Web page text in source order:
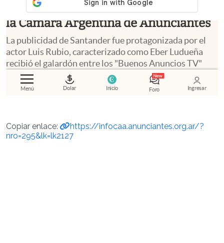
Copiar enlace:
https://infocaa.anunciantes.org.ar/?
nro=295&lk=lk2127